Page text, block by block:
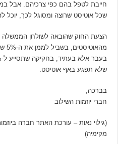
חייבת לטפל בהם כפי צרכיהם. אבל
שכל אוטיסט שרוצה ומסוגל לכך, יוכל
שלא תפגע באף אוטיסט.
בברכה,
חברי יוזמות השילוב
(גילוי נאות – עורכת האתר חברה
מקימיה)